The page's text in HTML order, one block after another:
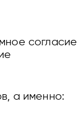
согласие
а именно: